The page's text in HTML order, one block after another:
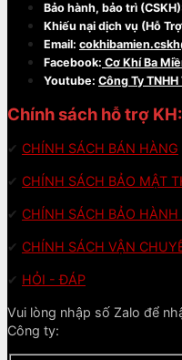
Bảo hành, bảo trì
Khiếu nại dịch vụ (Hỗ
Email:
Facebook: Cơ Khí Ba
Youtube: Công Ty
Chính sách hỗ trợ KH:
✔ CHÍNH SÁCH BÁN HÀNG
✔ CHÍNH SÁCH BẢO MẬT
✔ CHÍNH SÁCH BẢO HÀNH
✔ CHÍNH SÁCH VẬN
✔ HỎI - ĐÁP
Vui lòng nhập số Zalo để
Công ty: